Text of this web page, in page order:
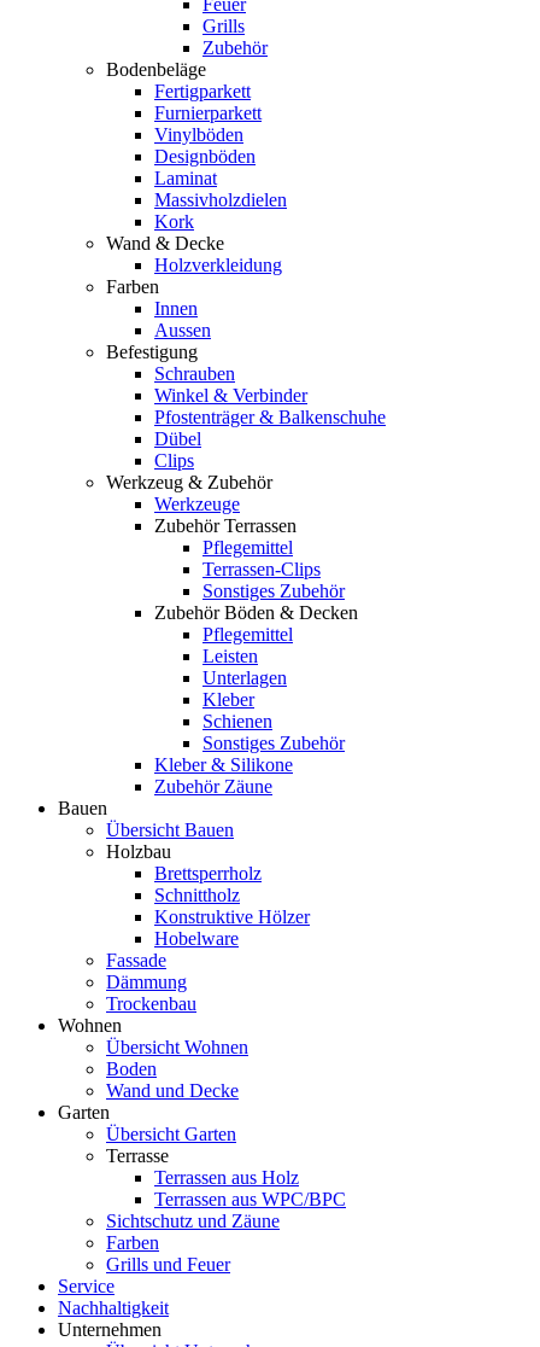
Grills
Zubehör
Bodenbeläge
Fertigparkett
Furnierparkett
Vinylböden
Designböden
Laminat
Massivholzdielen
Kork
Wand & Decke
Holzverkleidung
Farben
Innen
Aussen
Befestigung
Schrauben
Winkel & Verbinder
Pfostenträger & Balkenschuhe
Dübel
Clips
Werkzeug & Zubehör
Werkzeuge
Zubehör Terrassen
Pflegemittel
Terrassen-Clips
Sonstiges Zubehör
Zubehör Böden & Decken
Pflegemittel
Leisten
Unterlagen
Kleber
Schienen
Sonstiges Zubehör
Kleber & Silikone
Zubehör Zäune
Bauen
Übersicht Bauen
Holzbau
Brettsperrholz
Schnittholz
Konstruktive Hölzer
Hobelware
Fassade
Dämmung
Trockenbau
Wohnen
Übersicht Wohnen
Boden
Wand und Decke
Garten
Übersicht Garten
Terrasse
Terrassen aus Holz
Terrassen aus WPC/BPC
Sichtschutz und Zäune
Farben
Grills und Feuer
Service
Nachhaltigkeit
Unternehmen